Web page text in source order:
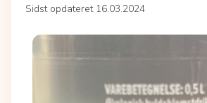
Sidst opdateret 16.03.2024